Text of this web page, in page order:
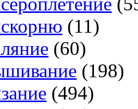
(11)
(60)
(198)
(494)